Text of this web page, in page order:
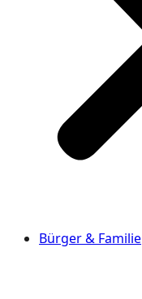
Bürger & Familie